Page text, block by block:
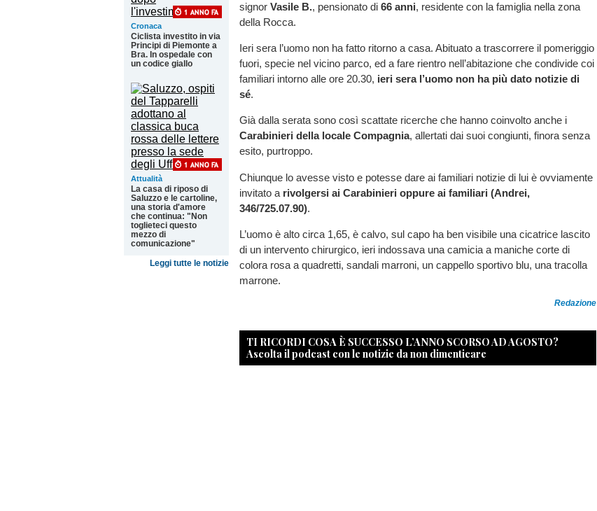
Cronaca
Ciclista investito in via
Principi di Piemonte a
Bra. In ospedale con
un codice giallo
Attualità
La casa di riposo di
Saluzzo e le cartoline,
una storia d'amore
che continua: "Non
toglieteci questo
mezzo di
comunicazione"
Leggi tutte le notizie
signor Vasile B., pensionato di 66 anni, residente con la famiglia nella zona
della Rocca.
Ieri sera l’uomo non ha fatto ritorno a casa. Abituato a trascorrere il pomeriggio
fuori, specie nel vicino parco, ed a fare rientro nell’abitazione che condivide coi
familiari intorno alle ore 20.30, ieri sera l’uomo non ha più dato notizie di
sé.
Già dalla serata sono così scattate ricerche che hanno coinvolto anche i
Carabinieri della locale Compagnia, allertati dai suoi congiunti, finora senza
esito, purtroppo.
Chiunque lo avesse visto e potesse dare ai familiari notizie di lui è ovviamente
invitato a rivolgersi ai Carabinieri oppure ai familiari (Andrei,
346/725.07.90).
L’uomo è alto circa 1,65, è calvo, sul capo ha ben visibile una cicatrice lascito
di un intervento chirurgico, ieri indossava una camicia a maniche corte di
colora rosa a quadretti, sandali marroni, un cappello sportivo blu, una tracolla
marrone.
Redazione
TI RICORDI COSA È SUCCESSO L’ANNO SCORSO AD AGOSTO?
Ascolta il podcast con le notizie da non dimenticare